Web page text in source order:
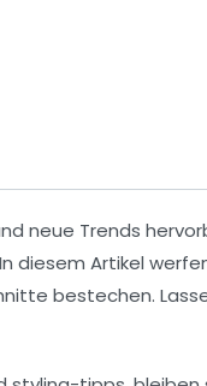
neue Trends
Artikel
bestechen.